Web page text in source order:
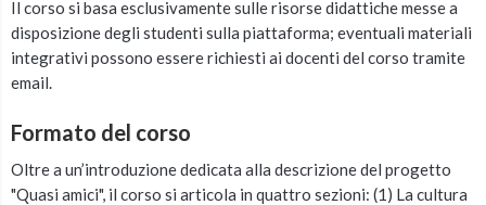
Il corso si basa esclusivamente sulle risorse didattiche messe a
disposizione degli studenti sulla piattaforma; eventuali materiali
integrativi possono essere richiesti ai docenti del corso tramite
email.
Formato del corso
Oltre a un’introduzione dedicata alla descrizione del progetto
"Quasi amici", il corso si articola in quattro sezioni: (1) La cultura